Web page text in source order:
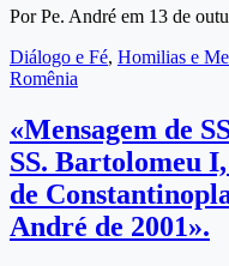
Por Pe. André em 13 de
Diálogo e Fé, Homilias e
Romênia
«Mensagem de
SS. Bartolomeu
de
André de 2001».